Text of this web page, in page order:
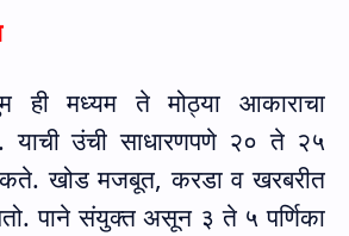
ही मध्यम ते मोठ्या आकाराचा
याची उंची साधारणपणे २० ते २५
खोड मजबूत,करडा व खरबरीत
पाने संयुक्त असून ३ ते ५ पर्णिका